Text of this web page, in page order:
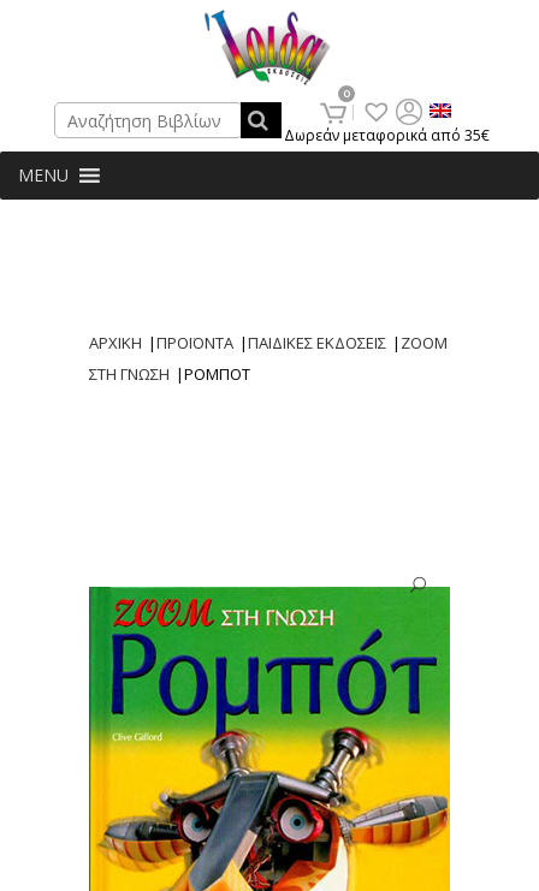
Δωρεάν μεταφορικά από 35€
Search
0
MENU
ΑΡΧΙΚΗ |ΠΡΟΪΟΝΤΑ |ΠΑΙΔΙΚΕΣ ΕΚΔΟΣΕΙΣ | ΖΟΟΜ
ΣΤΗ ΓΝΩΣΗ |ΡΟΜΠΟΤ